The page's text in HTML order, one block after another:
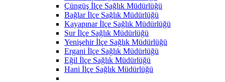
Çüngüş İlçe Sağlık Müdürlüğü
Bağlar İlçe Sağlık Müdürlüğü
Kayapınar İlçe Sağlık Müdürlüğü
Sur İlçe Sağlık Müdürlüğü
Yenişehir İlçe Sağlık Müdürlüğü
Ergani İlçe Sağlık Müdürlüğü
Eğil İlçe Sağlık Müdürlüğü
Hani İlçe Sağlık Müdürlüğü